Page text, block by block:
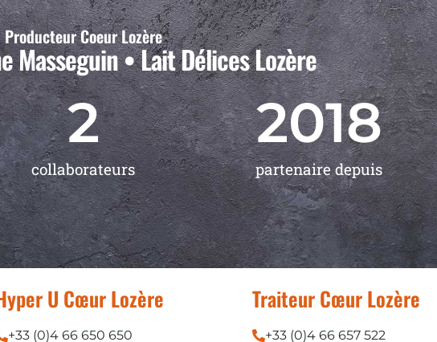
Producteur Coeur Lozère
Masseguin • Lait Délices Lozère
collaborateurs
2
partenaire depuis
2018
U Cœur Lozère
+33 (0)4 66 650 650
Traiteur Cœur Lozère
+33 (0)4 66 657 522